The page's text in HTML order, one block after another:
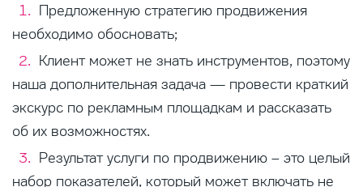
Предложенную стратегию продвижения
необходимо обосновать;
Клиент может не знать инструментов, поэтому
наша дополнительная задача — провести краткий
экскурс по рекламным площадкам и рассказать
об их возможностях.
Результат услуги по продвижению – это целый
набор показателей, который может включать не